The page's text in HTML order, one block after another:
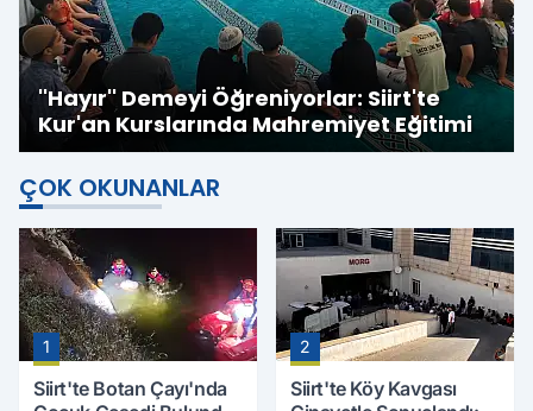
''Hayır'' Demeyi Öğreniyorlar: Siirt'te
Kur'an Kurslarında Mahremiyet Eğitimi
ÇOK OKUNANLAR
1
Siirt'te Botan Çayı'nda
2
Siirt'te Köy Kavgası